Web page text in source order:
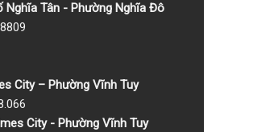
Nghĩa Tân - Phường Nghĩa Đô
City – Phường Vĩnh Tuy
City - Phường Vĩnh Tuy